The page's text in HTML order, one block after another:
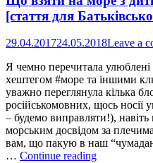
[стаття для
29.04.201724.05.2018Leave a
Я чемно перечитала улюблені
хештегом #море та іншими
уважно переглянула кілька
російськомовних, щось носії
– будемо виправляти!),
морським досвідом за
вам, що пакую в наш
… Continue readingЩо